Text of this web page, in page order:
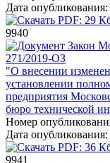
Дата опубликования:
PDF: 29
9940
Закон
271/2019-ОЗ
"О внесении
установлении
предприятия
бюро технической
Номер
Дата опубликования:
PDF: 36
9941